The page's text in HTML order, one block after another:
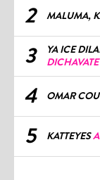
2 MALUMA,
3
YA ICE
DICHAVATE
4 OMAR
5 KATTEYES